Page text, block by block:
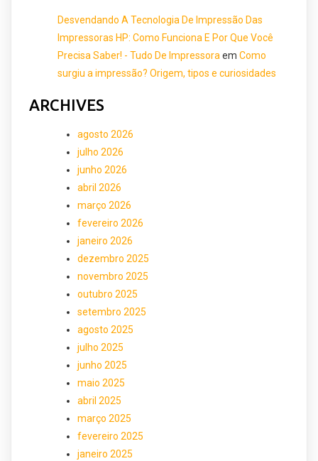
Desvendando A Tecnologia De Impressão Das
Impressoras HP: Como Funciona E Por Que Você
Precisa Saber! - Tudo De Impressora em Como
surgiu a impressão? Origem, tipos e curiosidades
ARCHIVES
agosto 2026
julho 2026
junho 2026
abril 2026
março 2026
fevereiro 2026
janeiro 2026
dezembro 2025
novembro 2025
outubro 2025
setembro 2025
agosto 2025
julho 2025
junho 2025
maio 2025
abril 2025
março 2025
fevereiro 2025
janeiro 2025